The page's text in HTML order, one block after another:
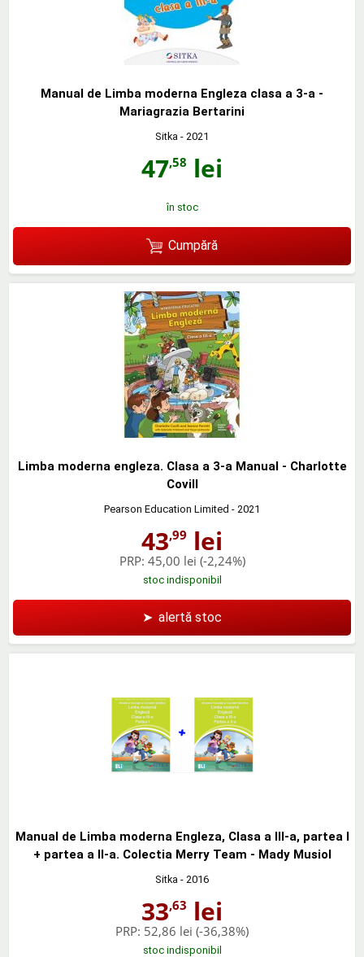
Manual de Limba moderna Engleza clasa a 3-a -
Mariagrazia Bertarini
Sitka - 2021
47,58 lei
în stoc
Cumpără
Limba moderna engleza. Clasa a 3-a Manual - Charlotte
Covill
Pearson Education Limited - 2021
43,99 lei
PRP: 45,00 lei (-2,24%)
stoc indisponibil
➤ alertă stoc
Manual de Limba moderna Engleza, Clasa a III-a, partea I
+ partea a II-a. Colectia Merry Team - Mady Musiol
Sitka - 2016
33,63 lei
PRP: 52,86 lei (-36,38%)
stoc indisponibil